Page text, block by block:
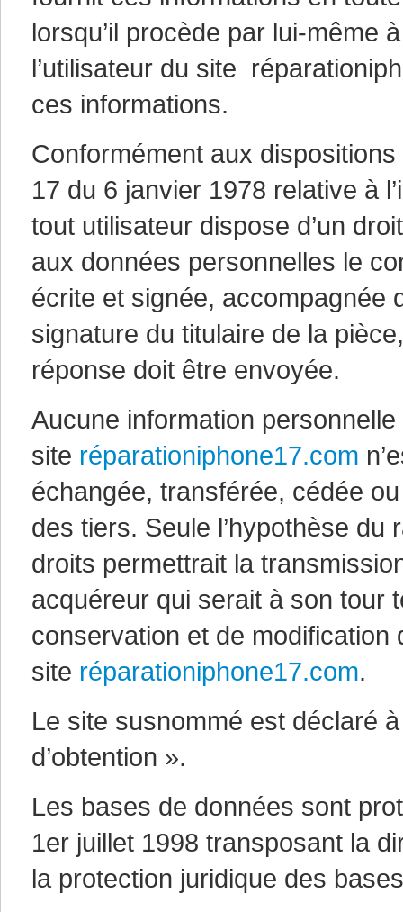
lorsqu’il procède par lui-même
l’utilisateur du site
ces informations.
Conformément aux
17 du 6 janvier 1978 relative à
tout utilisateur dispose d’un
aux données personnelles le
écrite et signée, accompagnée
signature du titulaire de la
réponse doit être envoyée.
Aucune information personnelle
site réparationiphone17.com
échangée, transférée, cédée
des tiers. Seule l’hypothèse
droits permettrait la
acquéreur qui serait à son tour
conservation et de modification
site réparationiphone17.com.
Le site susnommé est déclaré
d’obtention ».
Les bases de données sont
1er juillet 1998 transposant la
la protection juridique des